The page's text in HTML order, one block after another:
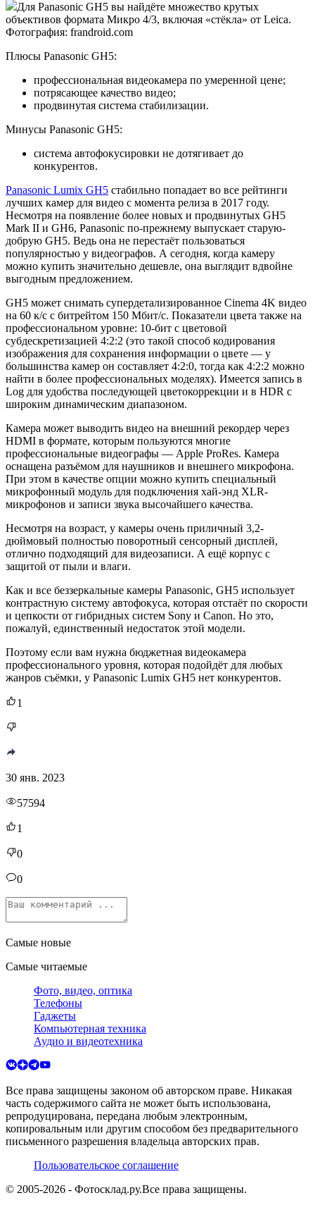
Для Panasonic GH5 вы найдёте множество крутых
объективов формата Микро 4/3, включая «стёкла» от Leica.
Фотография: frandroid.com
Плюсы Panasonic GH5:
профессиональная видеокамера по умеренной цене;
потрясающее качество видео;
продвинутая система стабилизации.
Минусы Panasonic GH5:
система автофокусировки не дотягивает до
конкурентов.
Panasonic Lumix GH5 стабильно попадает во все рейтинги
лучших камер для видео с момента релиза в 2017 году.
Несмотря на появление более новых и продвинутых GH5
Mark II и GH6, Panasonic по-прежнему выпускает старую-
добрую GH5. Ведь она не перестаёт пользоваться
популярностью у видеографов. А сегодня, когда камеру
можно купить значительно дешевле, она выглядит вдвойне
выгодным предложением.
GH5 может снимать супердетализированное Cinema 4K видео
на 60 к/с с битрейтом 150 Мбит/с. Показатели цвета также на
профессиональном уровне: 10-бит с цветовой
субдескретизацией 4:2:2 (это такой способ кодирования
изображения для сохранения информации о цвете — у
большинства камер он составляет 4:2:0, тогда как 4:2:2 можно
найти в более профессиональных моделях). Имеется запись в
Log для удобства последующей цветокоррекции и в HDR с
широким динамическим диапазоном.
Камера может выводить видео на внешний рекордер через
HDMI в формате, которым пользуются многие
профессиональные видеографы — Apple ProRes. Камера
оснащена разъёмом для наушников и внешнего микрофона.
При этом в качестве опции можно купить специальный
микрофонный модуль для подключения хай-энд XLR-
микрофонов и записи звука высочайшего качества.
Несмотря на возраст, у камеры очень приличный 3,2-
дюймовый полностью поворотный сенсорный дисплей,
отлично подходящий для видеозаписи. А ещё корпус с
защитой от пыли и влаги.
Как и все беззеркальные камеры Panasonic, GH5 использует
контрастную систему автофокуса, которая отстаёт по скорости
и цепкости от гибридных систем Sony и Canon. Но это,
пожалуй, единственный недостаток этой модели.
Поэтому если вам нужна бюджетная видеокамера
профессионального уровня, которая подойдёт для любых
жанров съёмки, у Panasonic Lumix GH5 нет конкурентов.
1
30 янв. 2023
57594
1
0
0
Самые новые
Самые читаемые
Фото, видео, оптика
Телефоны
Гаджеты
Компьютерная техника
Аудио и видеотехника
Все права защищены законом об авторском праве. Никакая
часть содержимого сайта не может быть использована,
репродуцирована, передана любым электронным,
копировальным или другим способом без предварительного
письменного разрешения владельца авторских прав.
Пользовательское соглашение
© 2005-2026 - Фотосклад.ру.Все права защищены.